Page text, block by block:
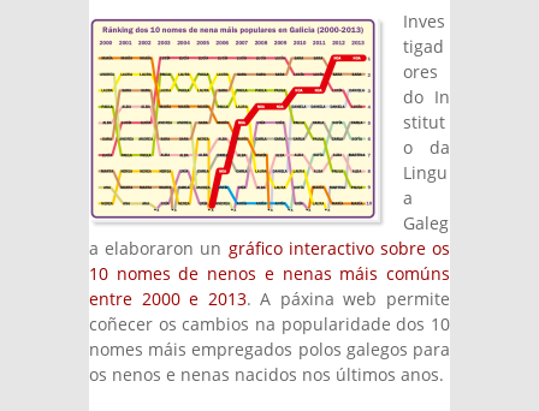
Inves
tigad
ores
do In
stitut
o da
Lingu
a
Galeg
a elaboraron un gráfico interactivo sobre os
10 nomes de nenos e nenas máis comúns
entre 2000 e 2013. A páxina web permite
coñecer os cambios na popularidade dos 10
nomes máis empregados polos galegos para
os nenos e nenas nacidos nos últimos anos.